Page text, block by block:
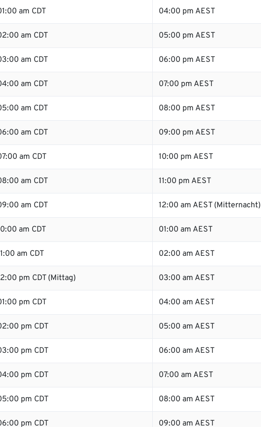
am CDT 04:00 pm AEST
am CDT 05:00 pm AEST
am CDT 06:00 pm AEST
am CDT 07:00 pm AEST
am CDT 08:00 pm AEST
am CDT 09:00 pm AEST
am CDT 10:00 pm AEST
am CDT 11:00 pm AEST
am CDT 12:00 am AEST (Mitternacht)
am CDT 01:00 am AEST
am CDT 02:00 am AEST
pm CDT (Mittag) 03:00 am AEST
pm CDT 04:00 am AEST
pm CDT 05:00 am AEST
pm CDT 06:00 am AEST
pm CDT 07:00 am AEST
pm CDT 08:00 am AEST
pm CDT 09:00 am AEST